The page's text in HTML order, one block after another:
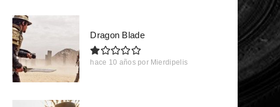
Dragon Blade
hace 10 años por Mierdipelis